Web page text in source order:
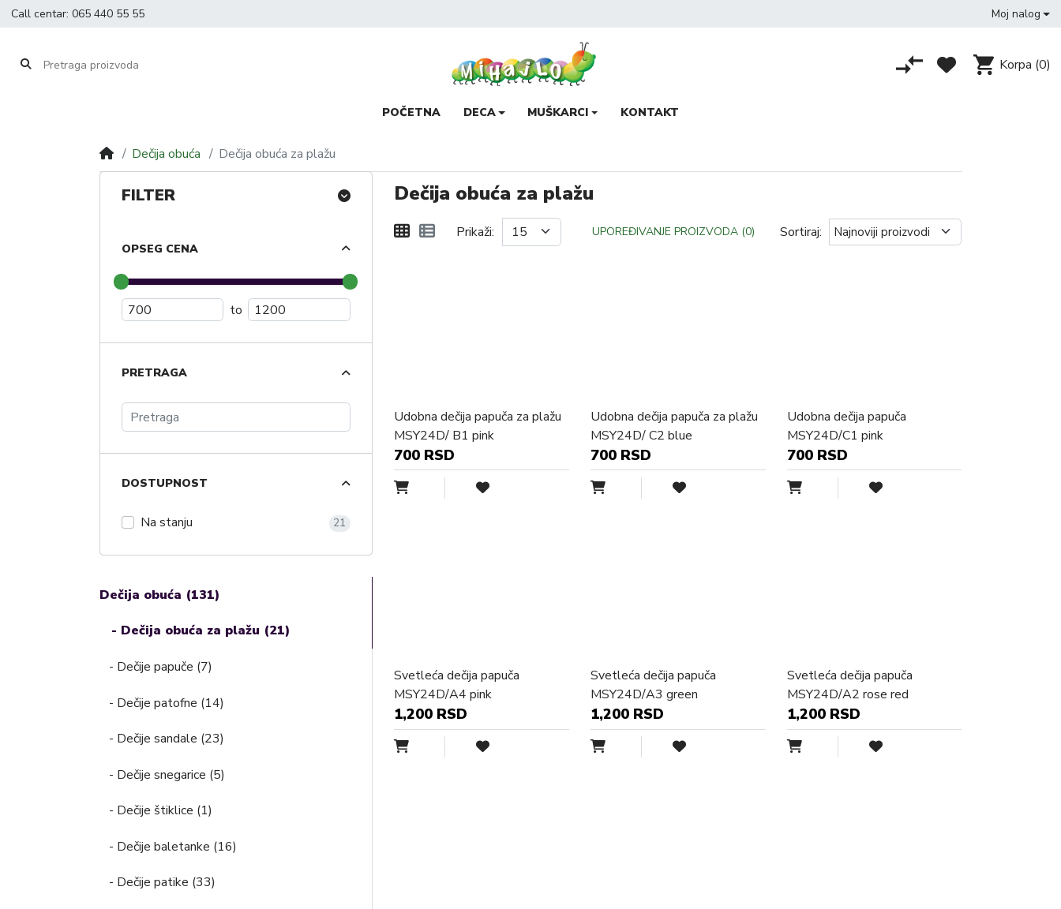
Call centar: 065 440 55 55 Moj nalog
Korpa (0)
POČETNA DECA MUŠKARCI KONTAKT
Dečija obuća Dečija obuća za plažu
FILTER
OPSEG CENA
to
PRETRAGA
DOSTUPNOST
Na stanju 21
Dečija obuća (131)
- Dečija obuća za plažu (21)
- Dečije papuče (7)
- Dečije patofne (14)
- Dečije sandale (23)
- Dečije snegarice (5)
- Dečije štiklice (1)
- Dečije baletanke (16)
- Dečije patike (33)
Dečija obuća za plažu
Prikaži: UPOREĐIVANJE PROIZVODA (0) Sortiraj:
Udobna dečija papuča za plažu
MSY24D/ B1 pink
700 RSD
Udobna dečija papuča za plažu
MSY24D/ C2 blue
700 RSD
Udobna dečija papuča
MSY24D/C1 pink
700 RSD
Svetleća dečija papuča
MSY24D/A4 pink
1,200 RSD
Svetleća dečija papuča
MSY24D/A3 green
1,200 RSD
Svetleća dečija papuča
MSY24D/A2 rose red
1,200 RSD